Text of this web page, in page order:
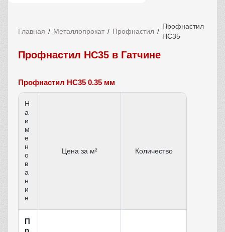
Главная Металлопрокат Профнастил
Профнастил
НС35
Профнастил НС35 в Гатчине
Профнастил НС35 0.35 мм
Н
а
и
м
е
н
о
в
а
н
и
е
Цена за м² Количество
П
р